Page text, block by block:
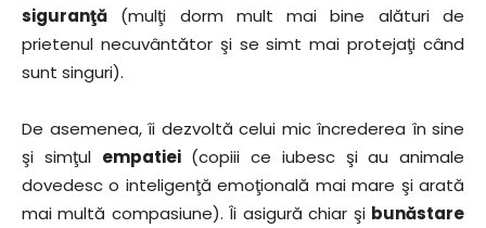
siguranţă (mulţi dorm mult mai bine alături de
prietenul necuvântător şi se simt mai protejaţi când
sunt singuri).
De asemenea, îi dezvoltă celui mic încrederea în sine
şi simţul empatiei(copiii ce iubesc şi au animale
dovedesc o inteligenţă emoţională mai mare şi arată
mai multă compasiune). Îi asigură chiar şi bunăstare